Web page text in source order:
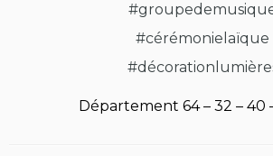
#cérémonielaïque
Département 64 – 32 – 40